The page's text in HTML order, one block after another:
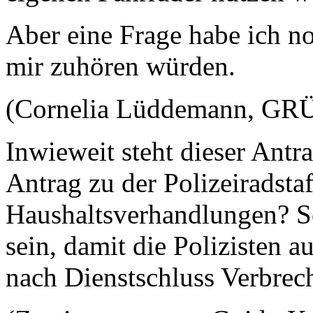
Aber eine Frage habe ich
mir zuhören würden.
(Cornelia Lüddemann,
Inwieweit steht dieser
Antrag zu der
Haushaltsverhandlungen?
sein, damit die Polizisten
nach Dienstschluss